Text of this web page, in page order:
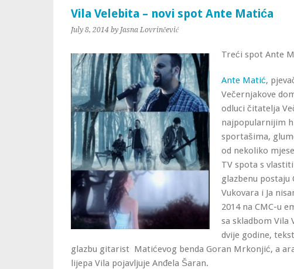
Vila Velebita – novi spot Ante Matića
July 8, 2014 by Jasna Lovrinčević
Treći spot Ante
Ante Matić,
Večernjakove
odluci čitatelja
najpopularnijim
sportašima,
od nekoliko
TV spota s
glazbenu postaju
Vukovara i Ja
2014 na CMC-u
sa skladbom Vila
dvije godine,
glazbu gitarist Matićevog benda Goran Mrkonjić, a
lijepa Vila pojavljuje Anđela Šaran.